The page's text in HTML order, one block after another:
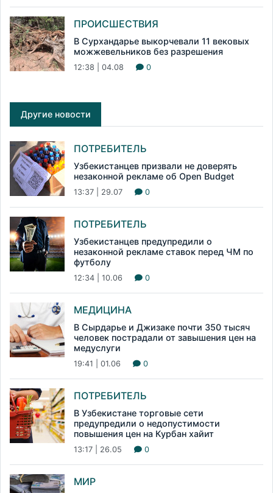
ПРОИСШЕСТВИЯ
В Сурхандарье выкорчевали 11 вековых
можжевельников без разрешения
12:38 | 04.08 0
Другие новости
ПОТРЕБИТЕЛЬ
Узбекистанцев призвали не доверять
незаконной рекламе об Open Budget
13:37 | 29.07 0
ПОТРЕБИТЕЛЬ
Узбекистанцев предупредили о
незаконной рекламе ставок перед ЧМ по
футболу
12:34 | 10.06 0
МЕДИЦИНА
В Сырдарье и Джизаке почти 350 тысяч
человек пострадали от завышения цен на
медуслуги
19:41 | 01.06 0
ПОТРЕБИТЕЛЬ
В Узбекистане торговые сети
предупредили о недопустимости
повышения цен на Курбан хайит
13:17 | 26.05 0
МИР